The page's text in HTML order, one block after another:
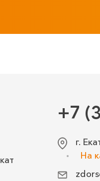
+7
г.
На